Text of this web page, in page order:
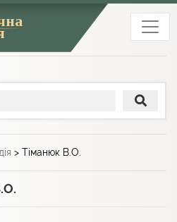
> Тіманюк В.О.